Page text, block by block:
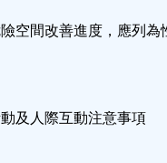
空間改善進度，應列
及人際互動注意事項